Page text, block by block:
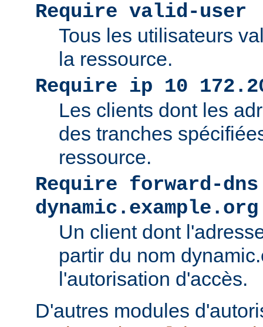
Require valid-user
Tous les utilisateurs
la ressource.
Require ip 10
Les clients dont les
des tranches
ressource.
Require forward-dns
dynamic.example.org
Un client dont
partir du nom
l'autorisation d'accès.
D'autres modules